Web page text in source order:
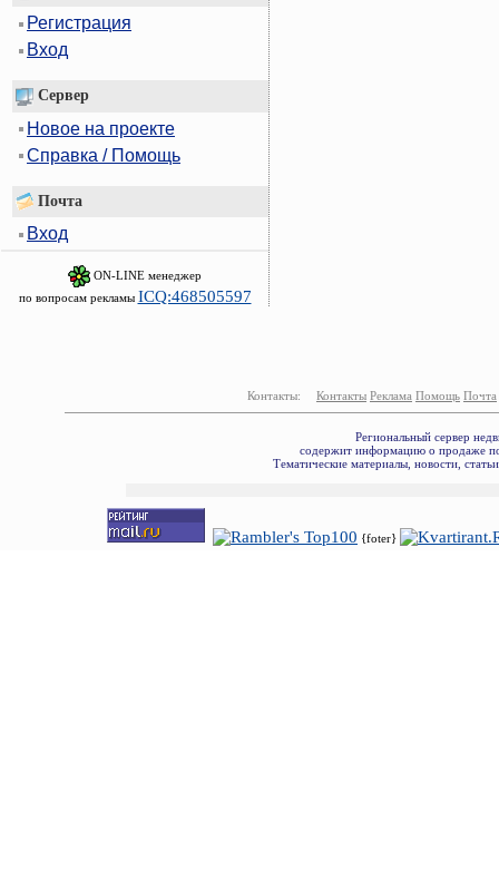
Регистрация
Вход
Сервер
Новое на проекте
Справка / Помощь
Почта
Вход
ON-LINE менеджер
по вопросам рекламы ICQ:468505597
Контакты: Контакты Реклама Помощь Почта
Региональный сервер
содержит информацию о продаже
Тематические материалы, новости,
{foter}